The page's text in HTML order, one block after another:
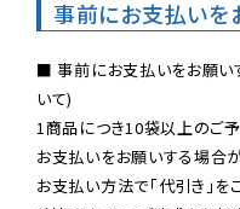
事前にお支払いを
■ 事前にお支払いをお願い
いて)
1商品につき10袋以上のご
お支払いをお願いする場合
お支払い方法で「代引き」